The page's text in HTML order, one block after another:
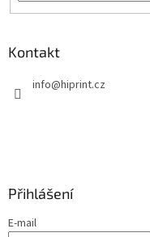
Kontakt
info@hiprint.cz
Přihlášení
E-mail